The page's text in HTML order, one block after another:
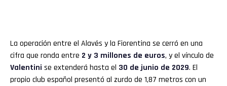
La operación entre el Alavés y la Fiorentina se cerró en una
cifra que ronda entre 2 y 3 millones de euros, y el vínculo de
Valentini se extenderá hasta el 30 de junio de 2029. El
propio club español presentó al zurdo de 1,87 metros con un